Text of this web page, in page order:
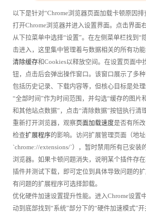
以下是针对“Chrome浏览器页面加载卡顿原因排
打开Chrome浏览器并进入设置界面。点击界面
从下拉菜单中选择“设置”。在左侧菜单栏找到“
击进入，这里集中管理着与数据相关的所有功能
清除缓存和Cookies以释放空间。在设置页面中
钮，点击后会弹出操作窗口。该窗口展示了多种
包括历史记录、下载内容等，但核心目标是处
“全部时间”作为时间范围，并勾选“缓存的图片
和其他站点数据”，点击“清除数据”按钮执行清
重新打开浏览器，观察页面加载速度是否有所改
检查扩展程序的影响。访问扩展管理页面（地
`chrome://extensions/`），暂时禁用所有已安装
浏览器。如果卡顿问题消失，说明某个插件存
插件并测试下载，即可定位到具体导致问题的
有问题的扩展程序可选择卸载。
优化硬件加速设置提升性能。进入Chrome设置
动到底部找到“系统”部分下的“硬件加速模式”